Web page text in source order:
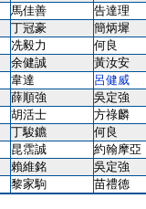
馬佳善 告達理
丁冠豪 簡炳墀
冼毅力 何良
余健誠 黃汝安
韋達 呂健威
薛順強 吳定強
胡活士 方祿麟
丁駿鑣 何良
昆霑誠 約翰摩亞
賴維銘 吳定強
黎家駒
苗禮德